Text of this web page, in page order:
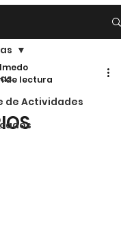
de Actividades
de lectura